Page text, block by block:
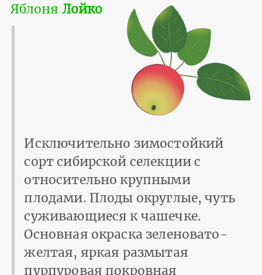
Яблоня Лойко
Исключительно зимостойкий
сорт сибирской селекции с
относительно крупными
плодами. Плоды округлые, чуть
суживающиеся к чашечке.
Основная окраска зеленовато-
желтая, яркая размытая
пурпуровая покровная